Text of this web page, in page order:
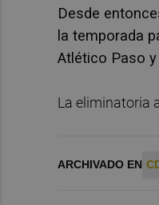
Desde
la temporada
Atlético Paso y
La eliminatoria
ARCHIVADO EN